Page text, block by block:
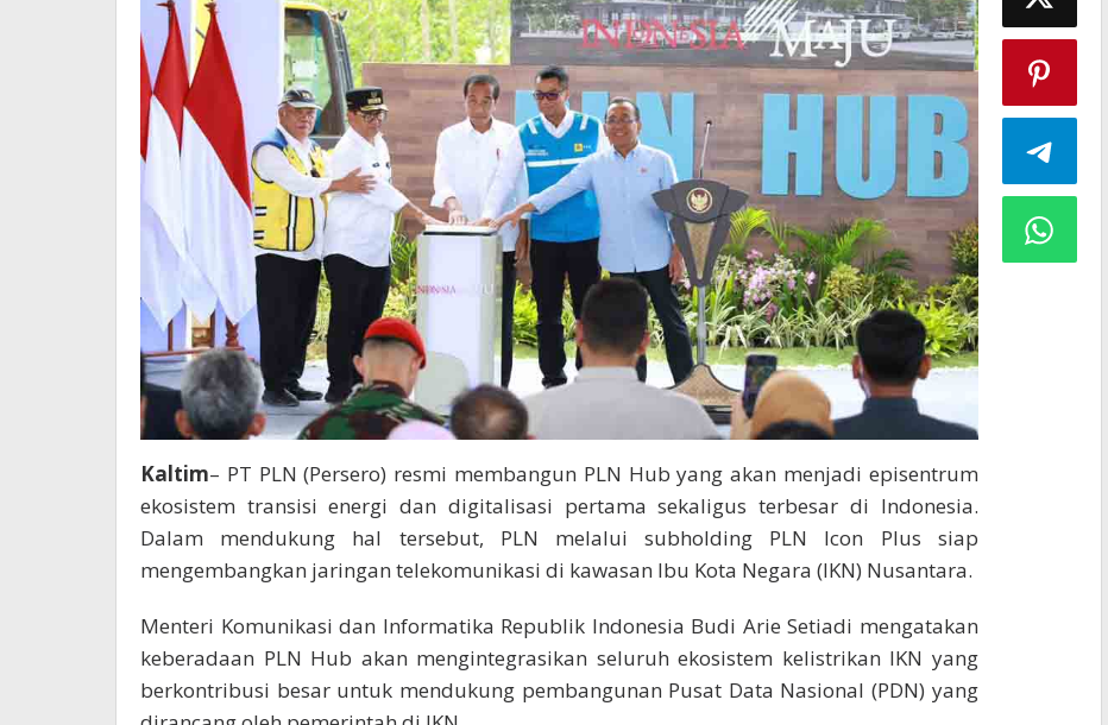
Kaltim– PT PLN (Persero) resmi membangun PLN Hub yang akan menjadi episentrum
ekosistem transisi energi dan digitalisasi pertama sekaligus terbesar di Indonesia.
Dalam mendukung hal tersebut, PLN melalui subholding PLN Icon Plus siap
mengembangkan jaringan telekomunikasi di kawasan Ibu Kota Negara (IKN) Nusantara.
Menteri Komunikasi dan Informatika Republik Indonesia Budi Arie Setiadi mengatakan
keberadaan PLN Hub akan mengintegrasikan seluruh ekosistem kelistrikan IKN yang
berkontribusi besar untuk mendukung pembangunan Pusat Data Nasional (PDN) yang